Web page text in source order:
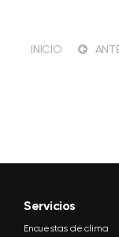
INICIO
Servicios
Encuestas de clima